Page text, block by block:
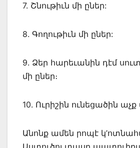
7. Շնութիւն մի ըներ:
8. Գողութիւն մի ըներ:
9. Ձեր հարեւանին դէմ
մի ըներ։
10. Ուրիշին ունեցածին աչք
Անոնք ամեն րոպէ